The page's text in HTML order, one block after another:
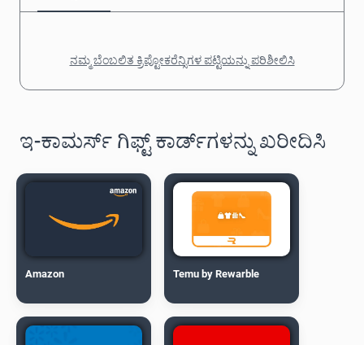
ನಮ್ಮ ಬೆಂಬಲಿತ ಕ್ರಿಪ್ಟೋಕರೆನ್ಸಿಗಳ ಪಟ್ಟಿಯನ್ನು ಪರಿಶೀಲಿಸಿ
ಇ-ಕಾಮರ್ಸ್ ಗಿಫ್ಟ್ ಕಾರ್ಡ್‌ಗಳನ್ನು ಖರೀದಿಸಿ
Amazon Temu by Rewarble